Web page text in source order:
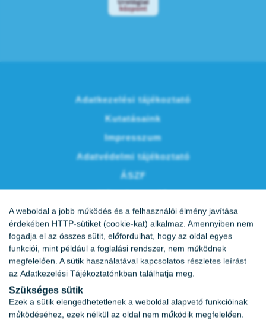
A weboldal a jobb működés és a felhasználói élmény javítása
érdekében HTTP-sütiket (cookie-kat) alkalmaz. Amennyiben nem
fogadja el az összes sütit, előfordulhat, hogy az oldal egyes
funkciói, mint például a foglalási rendszer, nem működnek
megfelelően. A sütik használatával kapcsolatos részletes leírást
az Adatkezelési Tájékoztatónkban találhatja meg.
Szükséges sütik
Ezek a sütik elengedhetetlenek a weboldal alapvető funkcióinak
működéséhez, ezek nélkül az oldal nem működik megfelelően.
Adatkezelési tájékoztató
Kutatásaink
Impresszum
Adatvédelmi tájékoztató
ÁSZF
Karrier